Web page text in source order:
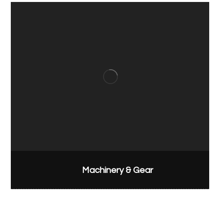
Machinery & Gear